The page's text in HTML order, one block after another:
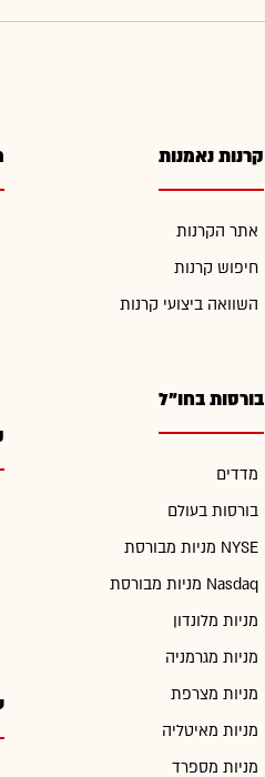
קרנות נאמנות
אתר הקרנות
חיפוש קרנות
השוואה ביצועי קרנות
בורסות בחו"ל
מדדים
בורסות בעולם
מניות מבורסת NYSE
מניות מבורסת Nasdaq
מניות מלונדון
מניות מגרמניה
מניות מצרפת
מניות מאיטליה
מניות מספרד